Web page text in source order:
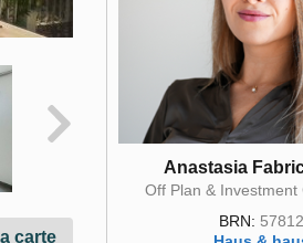
carte
Anastasia
Off Plan & Investment
BRN: 57812